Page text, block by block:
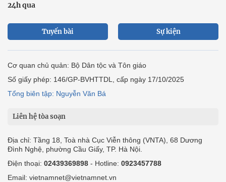
24h qua
Tuyến bài Sự kiện
Cơ quan chủ quản: Bộ Dân tộc và Tôn giáo
Số giấy phép: 146/GP-BVHTTDL, cấp ngày 17/10/2025
Tổng biên tập: Nguyễn Văn Bá
Liên hệ tòa soạn
Địa chỉ: Tầng 18, Toà nhà Cục Viễn thông (VNTA), 68 Dương
Đình Nghệ, phường Cầu Giấy, TP. Hà Nội.
Điện thoại: 02439369898 - Hotline: 0923457788
Email: vietnamnet@vietnamnet.vn